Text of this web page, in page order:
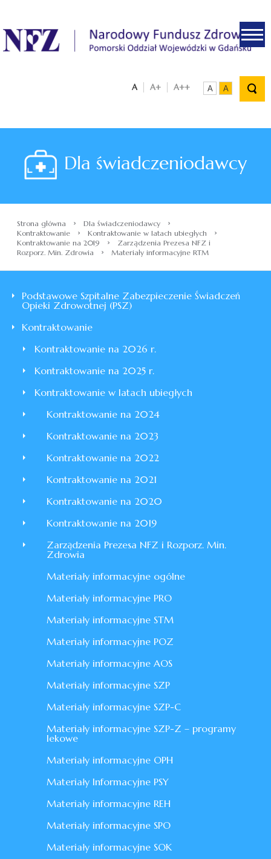
.
A A+ A++ A A
Dla świadczeniodawcy
Strona główna › Dla świadczeniodawcy ›
Kontraktowanie › Kontraktowanie w latach ubiegłych ›
Kontraktowanie na 2019 ›
Zarządzenia Prezesa NFZ i
Rozporz. Min. Zdrowia
› Materiały informacyjne RTM
Podstawowe Szpitalne Zabezpieczenie Świadczeń
Opieki Zdrowotnej (PSZ)
Kontraktowanie
Kontraktowanie na 2026 r.
Kontraktowanie na 2025 r.
Kontraktowanie w latach ubiegłych
Kontraktowanie na 2024
Kontraktowanie na 2023
Kontraktowanie na 2022
Kontraktowanie na 2021
Kontraktowanie na 2020
Kontraktowanie na 2019
Zarządzenia Prezesa NFZ i Rozporz. Min.
Zdrowia
Materiały informacyjne ogólne
Materiały informacyjne PRO
Materiały informacyjne STM
Materiały informacyjne POZ
Materiały informacyjne AOS
Materiały informacyjne SZP
Materiały informacyjne SZP-C
Materiały informacyjne SZP-Z – programy
lekowe
Materiały informacyjne OPH
Materiały Informacyjne PSY
Materiały informacyjne REH
Materiały informacyjne SPO
Materiały informacyjne SOK